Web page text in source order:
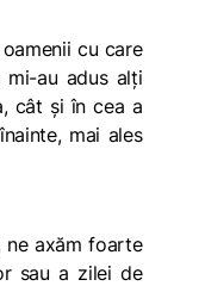
cu care
au adus alți
cât și în cea a
mai ales
ne axăm foarte
sau a zilei de